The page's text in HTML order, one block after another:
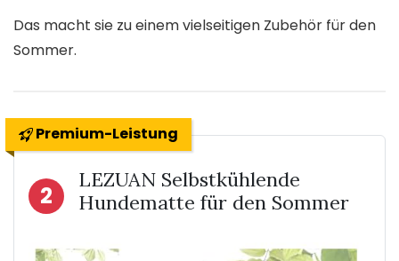
Das macht sie zu einem vielseitigen Zubehör für den
Sommer.
Premium-Leistung
2
LEZUAN Selbstkühlende
Hundematte für den Sommer